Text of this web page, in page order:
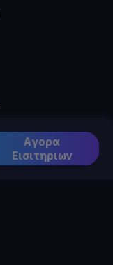
Αγορα
Eισιτηριων